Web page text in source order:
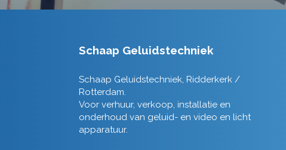
Schaap Geluidstechniek
Schaap Geluidstechniek, Ridderkerk /
Rotterdam.
Voor verhuur, verkoop, installatie en
onderhoud van geluid- en video en licht
apparatuur.